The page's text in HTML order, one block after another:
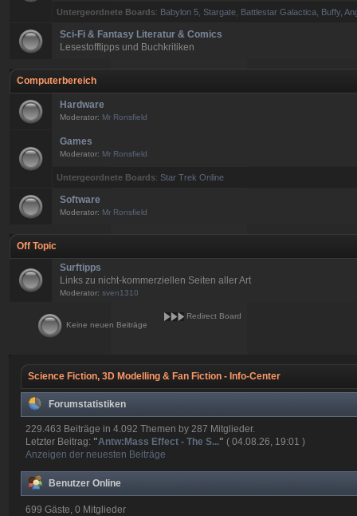
Untergeordnete Boards: Babylon 5 ,Stargate Battlestar Galactica Buffy,
Sci-Fi & Fantasy Literatur & Comics
Lesestofftipps und Buchkritiken
Computerbereich
Hardware
Moderator: Mr Ronsfield
Games
Moderator: Mr Ronsfield
Untergeordnete Boards:Star Trek Online
Software
Moderator: Mr Ronsfield
Off Topic
Surftipps
Links zu nicht-kommerziellen Seiten aller Art
Moderator: sven1310
Keine neuen Beiträge
Redirect Board
Science Fiction, 3D Modelling & Fan Fiction - Info-Center
Forumstatistiken
229.463 Beiträge in 4.092 Themen by 287 Mitglieder.
Letzter Beitrag: "Antw:Mass Effect - The S..." ( 04.08.26, 19:01 )
Anzeigen der neuesten Beiträge
Benutzer Online
699 Gäste, 0 Mitglieder